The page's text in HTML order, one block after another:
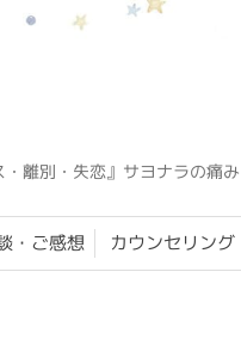
・離別・失恋』サヨナラの痛
・ご感想 カウンセリング